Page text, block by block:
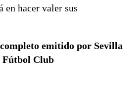
en hacer valer sus
emitido por Sevilla
Fútbol Club